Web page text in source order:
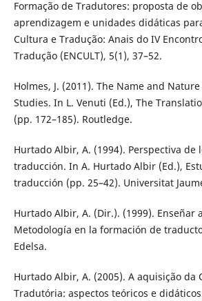
Formação de Tradutores: proposta de
aprendizagem e unidades didáticas
Cultura e Tradução: Anais do IV
Tradução (ENCULT), 5(1), 37–52.
Holmes, J. (2011). The Name and
Studies. In L. Venuti (Ed.), The
(pp. 172–185). Routledge.
Hurtado Albir, A. (1994). Perspectiva de
traducción. In A. Hurtado Albir (Ed.),
traducción (pp. 25–42). Universitat
Hurtado Albir, A. (Dir.). (1999). Enseñar
Metodología en la formación de
Edelsa.
Hurtado Albir, A. (2005). A aquisição da
Tradutória: aspectos teóricos e